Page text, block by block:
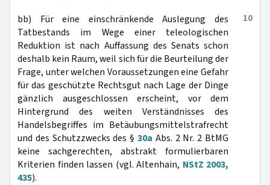
10
bb) Für eine einschränkende Auslegung des
Tatbestands im Wege einer teleologischen
Reduktion ist nach Auffassung des Senats schon
deshalb kein Raum, weil sich für die Beurteilung der
Frage, unter welchen Voraussetzungen eine Gefahr
für das geschützte Rechtsgut nach Lage der Dinge
gänzlich ausgeschlossen erscheint, vor dem
Hintergrund des weiten Verständnisses des
Handelsbegriffes im Betäubungsmittelstrafrecht
und des Schutzzwecks des § 30a Abs. 2 Nr. 2 BtMG
keine sachgerechten, abstrakt formulierbaren
Kriterien finden lassen (vgl. Altenhain, NStZ 2003,
435).